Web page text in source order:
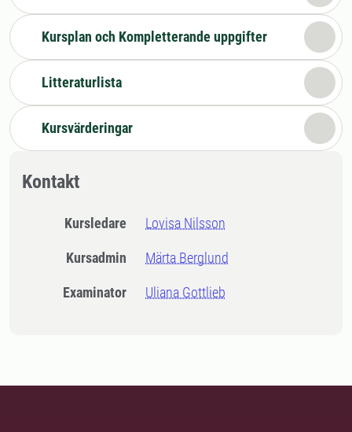
Kursplan och Kompletterande uppgifter
Litteraturlista
Kursvärderingar
Kontakt
Kursledare Lovisa Nilsson
Kursadmin Märta Berglund
Examinator Uliana Gottlieb